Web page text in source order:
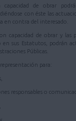
capacidad de obrar
con éste las
en contra del interesado.
capacidad de obrar y las
en sus Estatutos, podrán
Públicas.
para:
responsables o